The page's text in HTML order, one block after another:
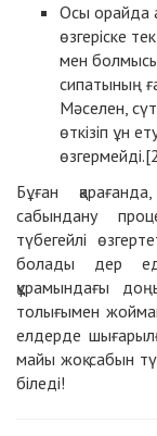
Осы орайда
өзгеріске
мен болмысы
сипатының
Мәселен,
өткізіп ұн
Бұған
сабындану
түбегейлі
болады дер
құрамындағы
толығымен
елдерде
майы жоқ сабын
біледі!